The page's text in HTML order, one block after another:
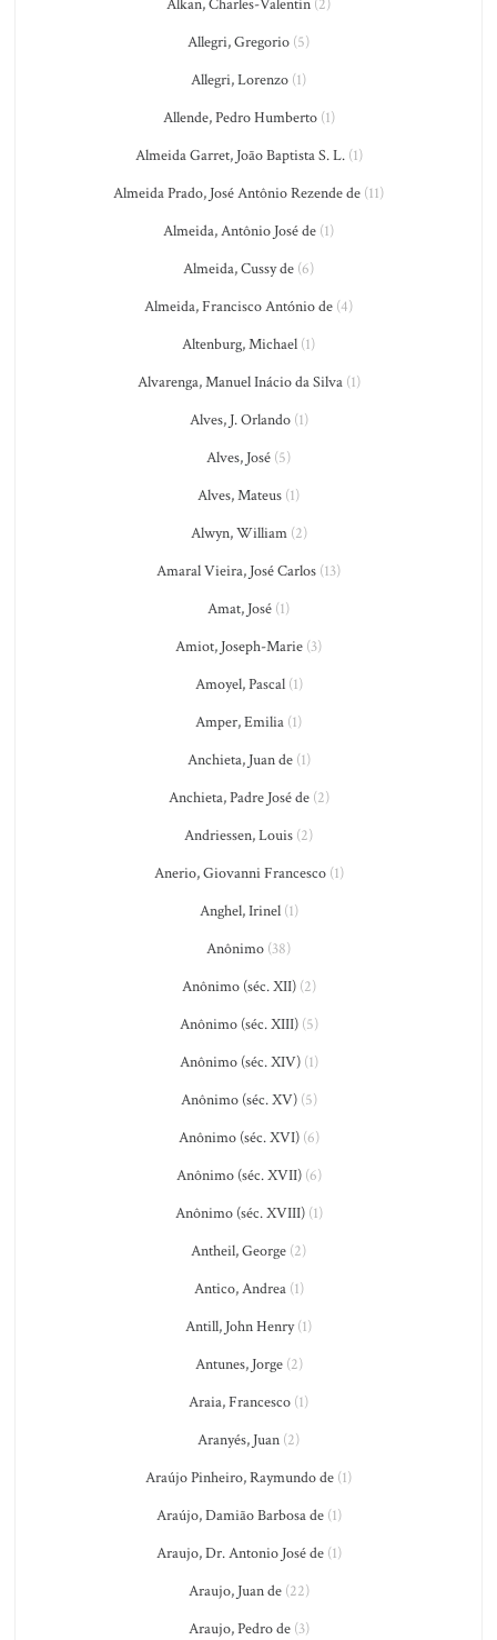
Alkan, Charles-Valentin (2)
Allegri, Gregorio (5)
Allegri, Lorenzo (1)
Allende, Pedro Humberto(1)
Almeida Garret, João Baptista S. L.(1)
Almeida Prado, José Antônio Rezende de (11)
Almeida, Antônio José de (1)
Almeida, Cussy de (6)
Almeida, Francisco António de (4)
Altenburg, Michael (1)
Alvarenga, Manuel Inácio da Silva(1)
Alves, J. Orlando(1)
Alves, José (5)
Alves, Mateus (1)
Alwyn, William(2)
Amaral Vieira, José Carlos (13)
Amat, José (1)
Amiot, Joseph-Marie (3)
Amoyel, Pascal(1)
Amper, Emilia (1)
Anchieta, Juan de(1)
Anchieta, Padre José de(2)
Andriessen, Louis (2)
Anerio, Giovanni Francesco(1)
Anghel, Irinel(1)
Anônimo (38)
Anônimo (séc. XII)(2)
Anônimo (séc. XIII)(5)
Anônimo (séc. XIV)(1)
Anônimo (séc. XV)(5)
Anônimo (séc. XVI)(6)
Anônimo (séc. XVII)(6)
Anônimo (séc. XVIII)(1)
Antheil, George (2)
Antico, Andrea(1)
Antill, John Henry(1)
Antunes, Jorge(2)
Araia, Francesco (1)
Aranyés, Juan (2)
Araújo Pinheiro, Raymundo de (1)
Araújo, Damião Barbosa de(1)
Araujo, Dr. Antonio José de(1)
Araujo, Juan de(22)
Araujo, Pedro de(3)